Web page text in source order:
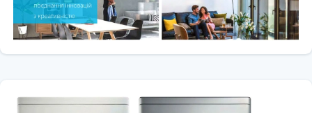
• Тиха робота внутрішнього блоку
Щоб Вашим сусідам не заважати вчитися чи спати, користувач
може знизити рівень шуму внутрішнього блоку на 3 дБA за
допомогою пульта дистанційного керування.
• Схема каміна
При встановленні поруч із нагрівальним пристроєм (наприклад,